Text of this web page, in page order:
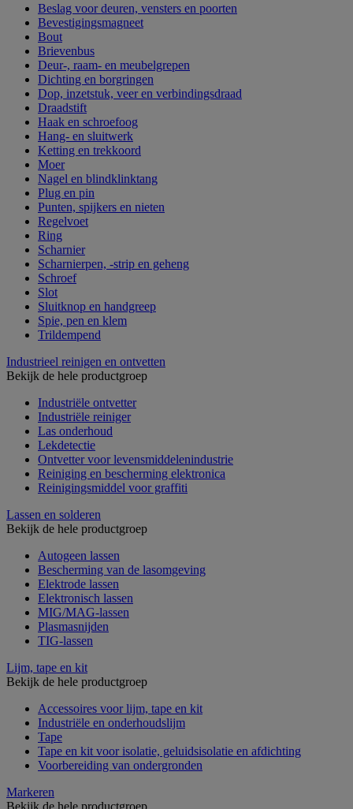
Beslag voor deuren, vensters en poorten
Bevestigingsmagneet
Bout
Brievenbus
Deur-, raam- en meubelgrepen
Dichting en borgringen
Dop, inzetstuk, veer en verbindingsdraad
Draadstift
Haak en schroefoog
Hang- en sluitwerk
Ketting en trekkoord
Moer
Nagel en blindklinktang
Plug en pin
Punten, spijkers en nieten
Regelvoet
Ring
Scharnier
Scharnierpen, -strip en geheng
Schroef
Slot
Sluitknop en handgreep
Spie, pen en klem
Trildempend
Industrieel reinigen en ontvetten
Bekijk de hele productgroep
Industriële ontvetter
Industriële reiniger
Las onderhoud
Lekdetectie
Ontvetter voor levensmiddelenindustrie
Reiniging en bescherming elektronica
Reinigingsmiddel voor graffiti
Lassen en solderen
Bekijk de hele productgroep
Autogeen lassen
Bescherming van de lasomgeving
Elektrode lassen
Elektronisch lassen
MIG/MAG-lassen
Plasmasnijden
TIG-lassen
Lijm, tape en kit
Bekijk de hele productgroep
Accessoires voor lijm, tape en kit
Industriële en onderhoudslijm
Tape
Tape en kit voor isolatie, geluidsisolatie en afdichting
Voorbereiding van ondergronden
Markeren
Bekijk de hele productgroep